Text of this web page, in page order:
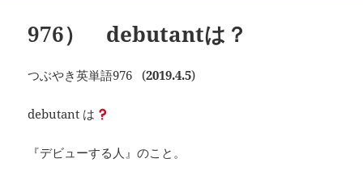
976） debutantは？
つぶやき英単語976 (2019.4.5)
debutant は
『デビューする人』のこと。